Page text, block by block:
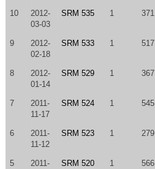
10
2012-
03-03
SRM 535 1 371
9
2012-
02-18
SRM 533 1 517
8
2012-
01-14
SRM 529 1 367
7
2011-
11-17
SRM 524 1 545
6
2011-
11-12
SRM 523 1 279
5
2011-
SRM 520 1 566